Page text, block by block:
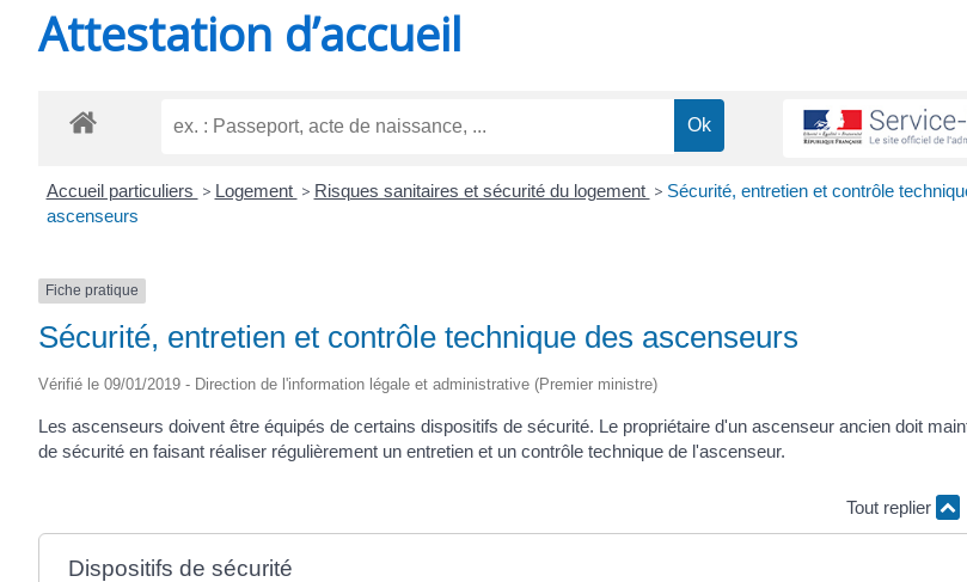
Attestation d’accueil
Accueil particuliers > Logement > Risques sanitaires et sécurité du logement > Sécurité, entretien et contrôle
ascenseurs
Fiche pratique
Sécurité, entretien et contrôle technique des ascenseurs
Vérifié le 09/01/2019 - Direction de l'information légale et administrative (Premier ministre)
Les ascenseurs doivent être équipés de certains dispositifs de sécurité. Le propriétaire d'un ascenseur ancien doit
de sécurité en faisant réaliser régulièrement un entretien et un contrôle technique de l'ascenseur.
Tout replier
Dispositifs de sécurité